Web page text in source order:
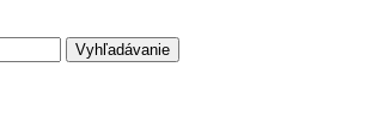
Vyhľadávanie